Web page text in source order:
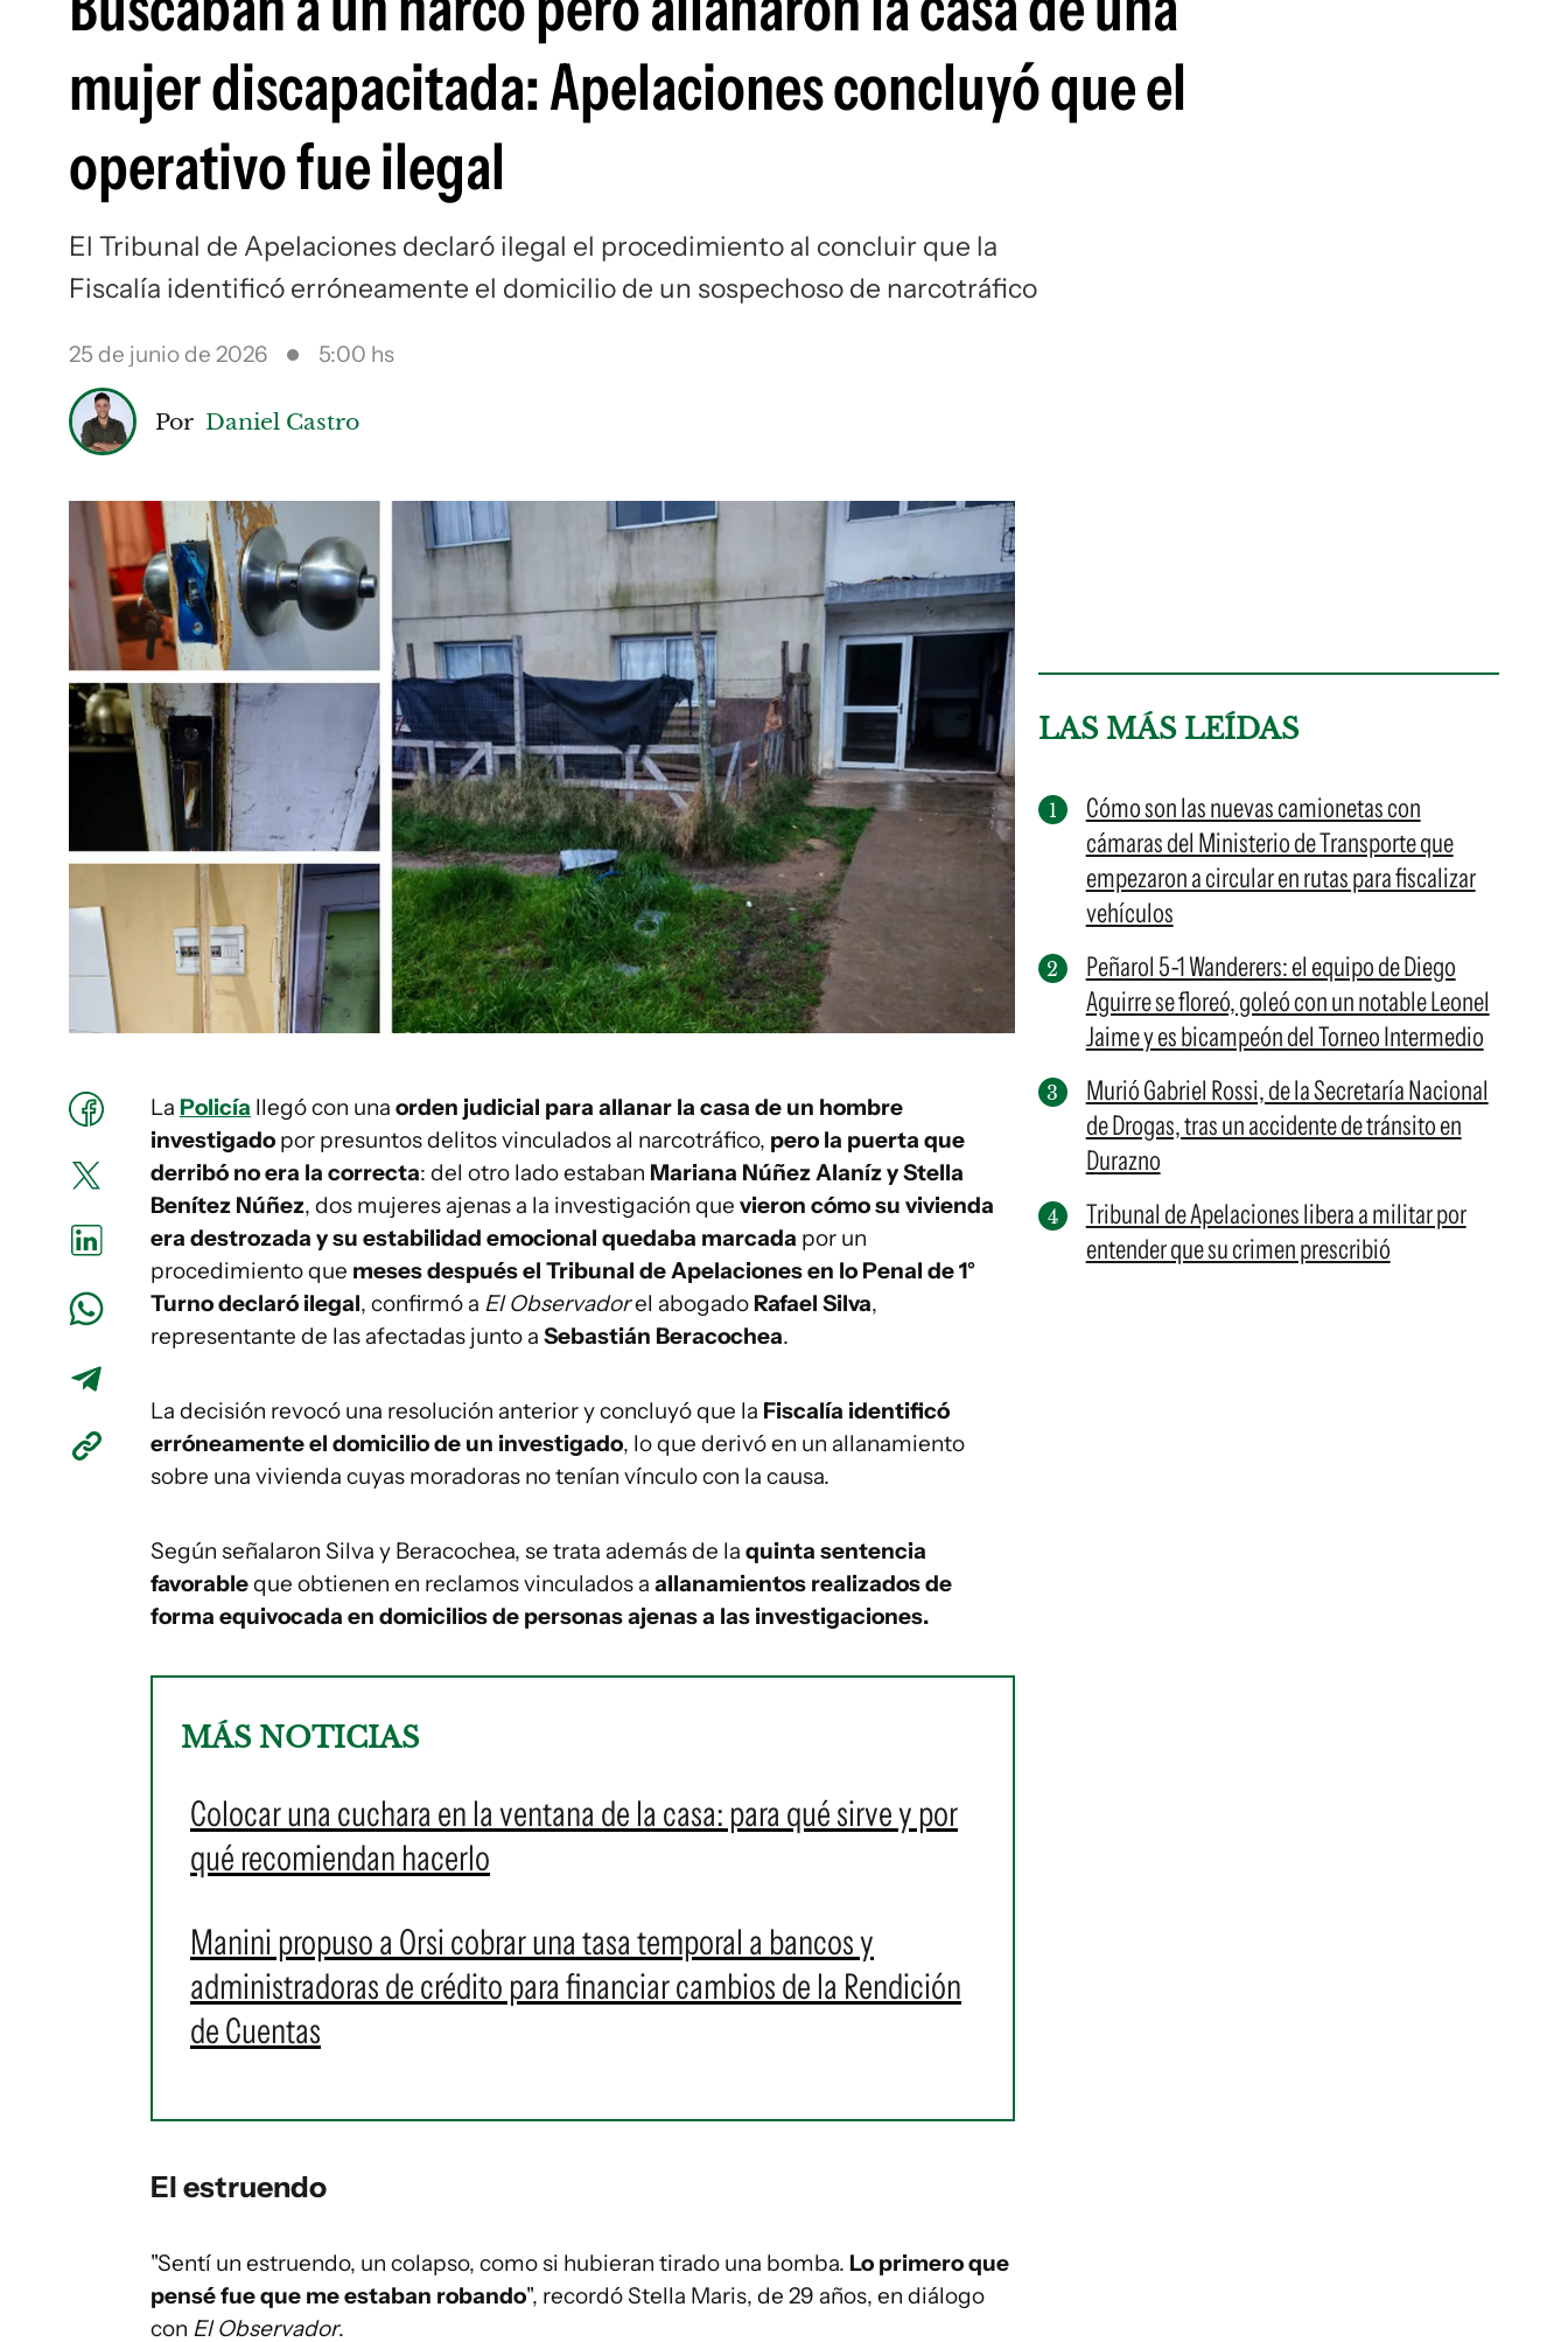
mujer discapacitada: Apelaciones concluyó que el
operativo fue ilegal
El Tribunal de Apelaciones declaró ilegal el procedimiento al concluir que la
Fiscalía identificó erróneamente el domicilio de un sospechoso de narcotráfico
25 de junio de 2026 5:00 hs
Por Daniel Castro
La Policía llegó con una orden judicial para allanar la casa de un hombre
investigado por presuntos delitos vinculados al narcotráfico, pero la puerta que
derribó no era la correcta: del otro lado estaban Mariana Núñez Alaníz y Stella
Benítez Núñez, dos mujeres ajenas a la investigación que vieron cómo su vivienda
era destrozada y su estabilidad emocional quedaba marcada por un
procedimiento que meses después el Tribunal de Apelaciones en lo Penal de 1°
Turno declaró ilegal, confirmó a El Observadorel abogadoRafael Silva,
representante de las afectadas junto a Sebastián Beracochea.
La decisión revocó una resolución anterior y concluyó que la Fiscalía identificó
erróneamente el domicilio de un investigado, lo que derivó en un allanamiento
sobre una vivienda cuyas moradoras no tenían vínculo con la causa.
Según señalaron Silva y Beracochea, se trata además de la quinta sentencia
favorableque obtienen en reclamos vinculados a allanamientos realizados de
forma equivocada en domicilios de personas ajenas a las investigaciones.
MÁS NOTICIAS
Colocar una cuchara en la ventana de la casa: para qué sirve y por
qué recomiendan hacerlo
Manini propuso a Orsi cobrar una tasa temporal a bancos y
administradoras de crédito para financiar cambios de la Rendición
de Cuentas
El estruendo
"Sentí un estruendo, un colapso, como si hubieran tirado una bomba. Lo primero que
pensé fue que me estaban robando", recordó Stella Maris, de 29 años, en diálogo
con El Observador.
LAS MÁS LEÍDAS
Cómo son las nuevas camionetas con
cámaras del Ministerio de Transporte que
empezaron a circular en rutas para fiscalizar
vehículos
Peñarol 5-1 Wanderers: el equipo de Diego
Aguirre se floreó, goleó con un notable Leonel
Jaime y es bicampeón del Torneo Intermedio
Murió Gabriel Rossi, de la Secretaría Nacional
de Drogas, tras un accidente de tránsito en
Durazno
Tribunal de Apelaciones libera a militar por
entender que su crimen prescribió